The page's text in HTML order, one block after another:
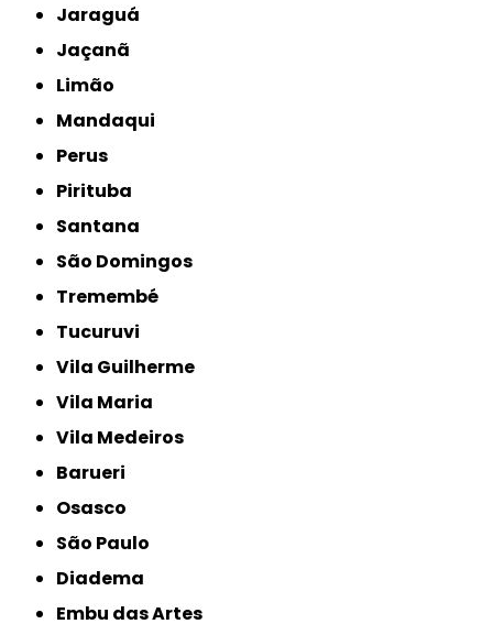
Jaraguá
Jaçanã
Limão
Mandaqui
Perus
Pirituba
Santana
São Domingos
Tremembé
Tucuruvi
Vila Guilherme
Vila Maria
Vila Medeiros
Barueri
Osasco
São Paulo
Diadema
Embu das Artes